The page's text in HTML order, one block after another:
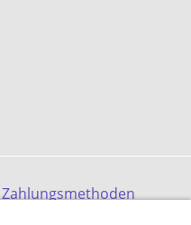
Zahlungsmethoden